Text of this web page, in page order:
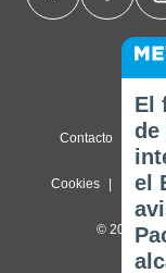
Contacto
Cookies
© 2026
El
de
el